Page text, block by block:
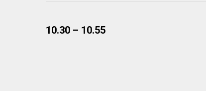
10.30 – 10.55